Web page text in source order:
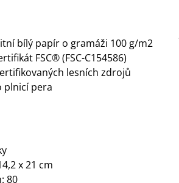
bílý papír o gramáži 100 g/m2
FSC® (FSC-C154586)
lesních zdrojů
plnicí pera
x 21 cm
80